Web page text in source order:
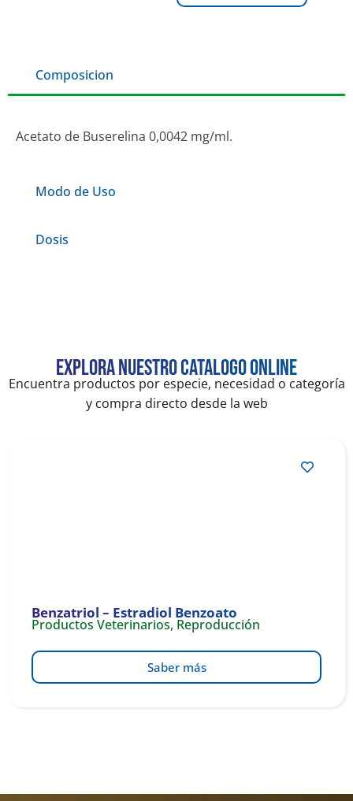
Composicion
Modo de Uso
Dosis
Acetato de Buserelina 0,0042 mg/ml.
Explora nuestro catalogo online
Encuentra productos por especie, necesidad o categoría
y compra directo desde la web
Benzatriol – Estradiol Benzoato
Productos Veterinarios, Reproducción
Saber más